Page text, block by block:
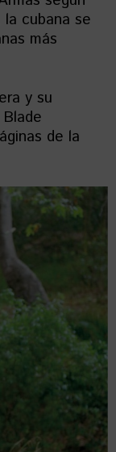
cubana se
más
y su
de la